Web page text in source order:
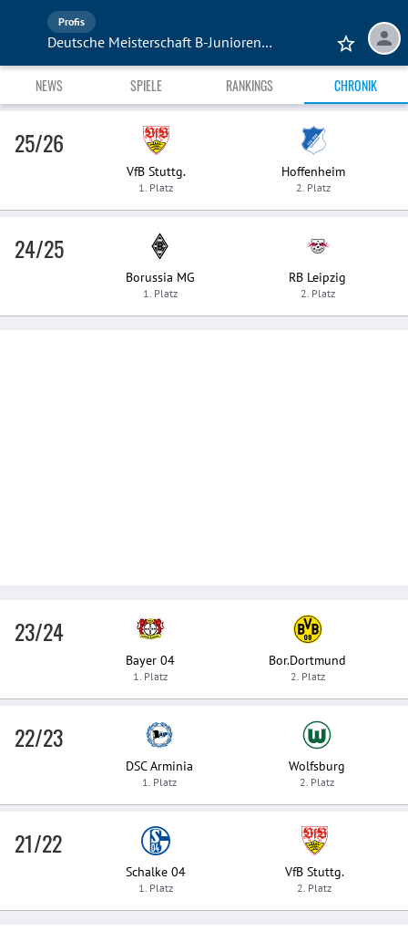
Profis
Deutsche Meisterschaft B-Junioren (U17)
NEWS SPIELE RANKINGS CHRONIK
25/26
VfB Stuttg.
1. Platz
Hoffenheim
2. Platz
24/25
Borussia MG
1. Platz
RB Leipzig
2. Platz
23/24
Bayer 04
1. Platz
Bor.Dortmund
2. Platz
22/23
DSC Arminia
1. Platz
Wolfsburg
2. Platz
21/22
Schalke 04
1. Platz
VfB Stuttg.
2. Platz